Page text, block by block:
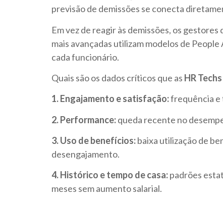
previsão de demissões se conecta
Em vez de reagir às demissões, os
mais avançadas utilizam modelos de
cada funcionário.
Quais são os dados críticos que as HR Techs
1.Engajamento e satisfação:frequência e
2. Performance:queda recente no
3. Uso de benefícios:baixa utilização de
desengajamento.
4. Histórico e tempo de casa:padrões
meses sem aumento salarial.